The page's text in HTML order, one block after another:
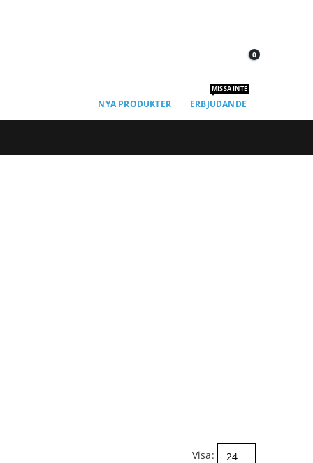
0
NYA PRODUKTER ERBJUDANDE
MISSA INTE
Visa: